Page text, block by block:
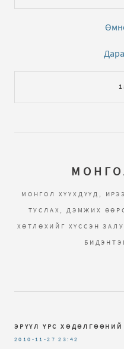
МОНГОЛ ХҮҮХДҮҮД,
ТУСЛАХ, ДЭМЖИХ
ХӨТЛӨХИЙГ ХҮССЭН
ЭРҮҮЛ ҮРС
2010-11-27 23:42